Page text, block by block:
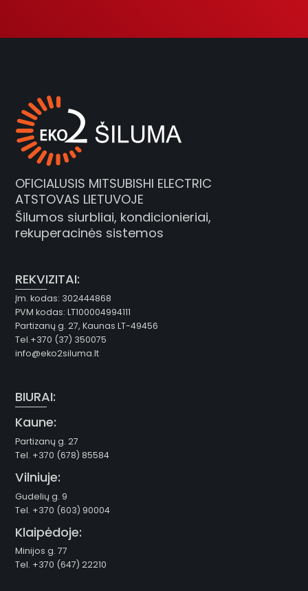
OFICIALUSIS MITSUBISHI ELECTRIC
ATSTOVAS LIETUVOJE
Šilumos siurbliai, kondicionieriai,
rekuperacinės sistemos
REKVIZITAI:
Įm. kodas: 302444868
PVM kodas: LT100004994111
Partizanų g. 27, Kaunas LT-49456
Tel.+370 (37) 350075
info@eko2siluma.lt
BIURAI:
Kaune:
Partizanų g. 27
Tel. +370 (678) 85584
Vilniuje:
Gudelių g. 9
Tel. +370 (603) 90004
Klaipėdoje:
Minijos g. 77
Tel. +370 (647) 22210